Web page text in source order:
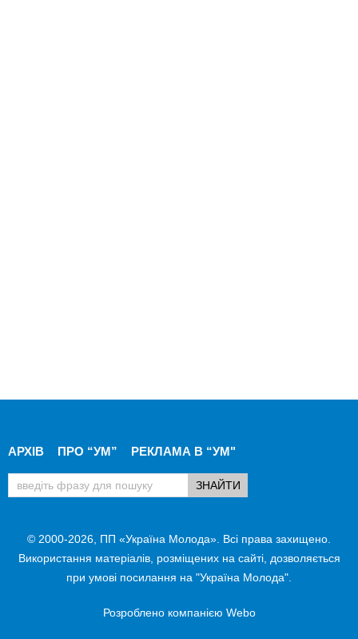
АРХІВ ПРО “УМ” РЕКЛАМА В “УМ"
© 2000-2026, ПП «Україна Молода». Всі права захищено.
Використання матеріалів, розміщених на сайті, дозволяється
при умові посилання на "Україна Молода".
Розроблено компанією Webo